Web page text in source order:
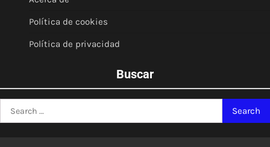
Política de cookies
Política de privacidad
Buscar
for: